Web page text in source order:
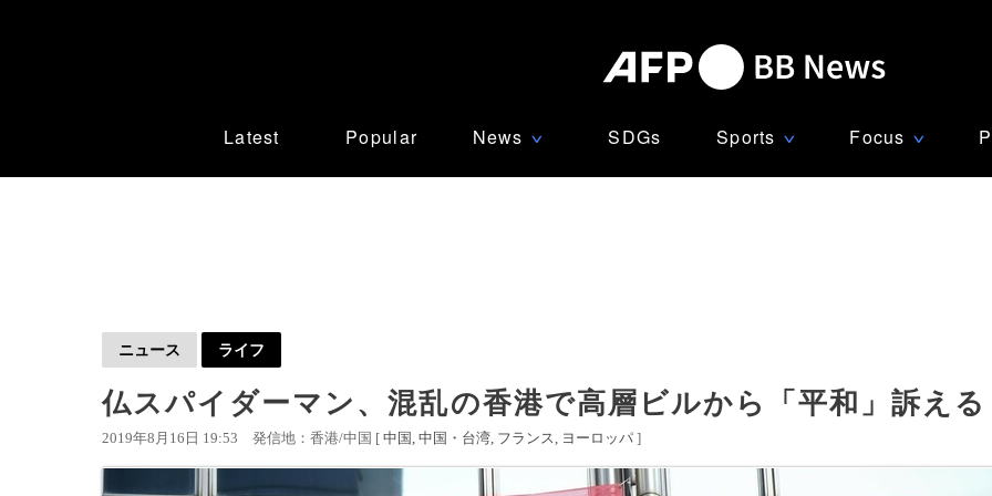
Latest Popular News ∨ SDGs Sports ∨ Focus ∨
ニュース ライフ
仏スパイダーマン、混乱の香港で高層ビルから「平和」訴える
2019年8月16日 19:53 発信地：香港/中国 [ 中国 中国・台湾 フランス ヨーロッパ ]